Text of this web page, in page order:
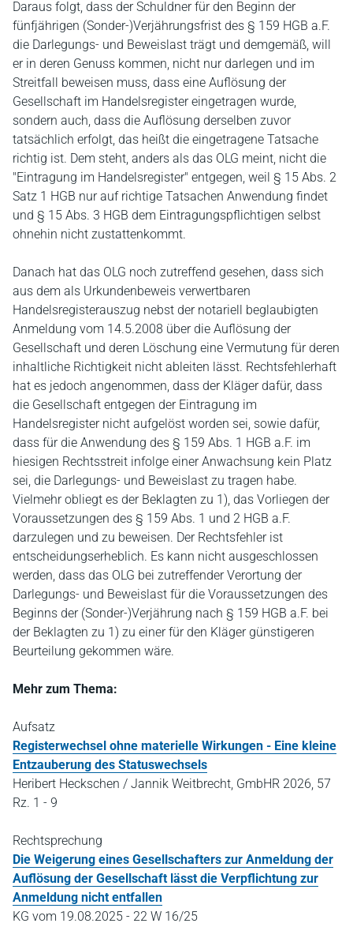
Daraus folgt, dass der Schuldner für den Beginn der
fünfjährigen (Sonder-)Verjährungsfrist des § 159 HGB a.F.
die Darlegungs- und Beweislast trägt und demgemäß, will
er in deren Genuss kommen, nicht nur darlegen und im
Streitfall beweisen muss, dass eine Auflösung der
Gesellschaft im Handelsregister eingetragen wurde,
sondern auch, dass die Auflösung derselben zuvor
tatsächlich erfolgt, das heißt die eingetragene Tatsache
richtig ist. Dem steht, anders als das OLG meint, nicht die
"Eintragung im Handelsregister" entgegen, weil § 15 Abs. 2
Satz 1 HGB nur auf richtige Tatsachen Anwendung findet
und § 15 Abs. 3 HGB dem Eintragungspflichtigen selbst
ohnehin nicht zustattenkommt.
Danach hat das OLG noch zutreffend gesehen, dass sich
aus dem als Urkundenbeweis verwertbaren
Handelsregisterauszug nebst der notariell beglaubigten
Anmeldung vom 14.5.2008 über die Auflösung der
Gesellschaft und deren Löschung eine Vermutung für deren
inhaltliche Richtigkeit nicht ableiten lässt. Rechtsfehlerhaft
hat es jedoch angenommen, dass der Kläger dafür, dass
die Gesellschaft entgegen der Eintragung im
Handelsregister nicht aufgelöst worden sei, sowie dafür,
dass für die Anwendung des § 159 Abs. 1 HGB a.F. im
hiesigen Rechtsstreit infolge einer Anwachsung kein Platz
sei, die Darlegungs- und Beweislast zu tragen habe.
Vielmehr obliegt es der Beklagten zu 1), das Vorliegen der
Voraussetzungen des § 159 Abs. 1 und 2 HGB a.F.
darzulegen und zu beweisen. Der Rechtsfehler ist
entscheidungserheblich. Es kann nicht ausgeschlossen
werden, dass das OLG bei zutreffender Verortung der
Darlegungs- und Beweislast für die Voraussetzungen des
Beginns der (Sonder-)Verjährung nach § 159 HGB a.F. bei
der Beklagten zu 1) zu einer für den Kläger günstigeren
Beurteilung gekommen wäre.
Mehr zum Thema:
Aufsatz
Registerwechsel ohne materielle Wirkungen - Eine kleine
Entzauberung des Statuswechsels
Heribert Heckschen / Jannik Weitbrecht, GmbHR 2026, 57
Rz. 1 - 9
Rechtsprechung
Die Weigerung eines Gesellschafters zur Anmeldung der
Auflösung der Gesellschaft lässt die Verpflichtung zur
Anmeldung nicht entfallen
KG vom 19.08.2025 - 22 W 16/25